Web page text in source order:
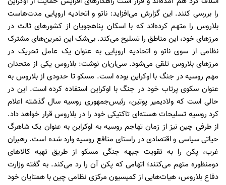
را بررسی کنند. این گزارش می‌افزاید: ناتو و اتحادیه اروپایی مدت‌هاست
بلاروس را متهم کرده‌اند که با اسکان پناهجویان از کشورهای ثالث در
مرزهای خود، این مناطق را تسلیح می‌کند. بی‌شک این تمرین‌های مشترک
نظامی از سوی ناتو و اتحادیه اروپایی به عنوان یک عامل تحریک در
مرزهای بلاروس تلقی می‌شود. سی‌ان‌ان نوشت: بلاروس یکی از متحدان
مهم روسیه در جنگ با اوکراین بوده است. مسکو تا حدودی از بلاروس به
عنوان سکوی پرتاب خود در جنگ با اوکراین استفاده کرده است. این در
حالی است که ولادیمیر پوتین، رئیس‌جمهوری روسیه سال گذشته اعلام
کرد روسیه تسلیحات هسته‌ای تاکتیکی خود را در بلاروس قرار خواهد داد.
از طرفی چین نیز از زمان تهاجم روسیه به اوکراین به عنوان یک شاهرگ
حیاتی سیاسی و اقتصادی در راستای منافع روسیه وارد شده است. رهبران
غرب، پکن را به تقویت جبهه جنگی مسکو از طریق تهیه کالاهای
دومنظوره متهم می‌کنند؛ اتهامی که پکن آن را رد می‌کند. به گفته وزارت
دفاع بلاروس، هیات‌هایی از کمیسیون مرکزی نظامی چین با همتایان خود